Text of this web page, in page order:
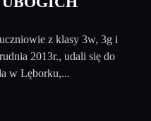
z klasy 3w, 3g i
2013r., udali się do
w Lęborku,...